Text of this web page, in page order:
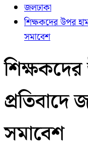
জলঢাকা
শিক্ষকদের উপর
সমাবেশ
প্রতিবাদে
সমাবেশ